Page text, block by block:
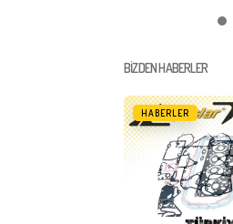
BIZDEN HABERLER
HABERLER